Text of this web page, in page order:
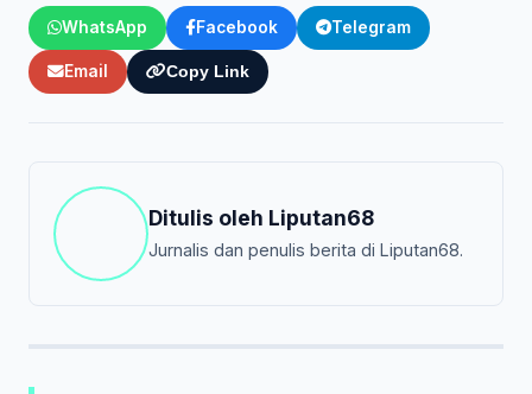
WhatsApp Facebook Telegram
Email Copy Link
Ditulis oleh Liputan68
Jurnalis dan penulis berita di Liputan68.